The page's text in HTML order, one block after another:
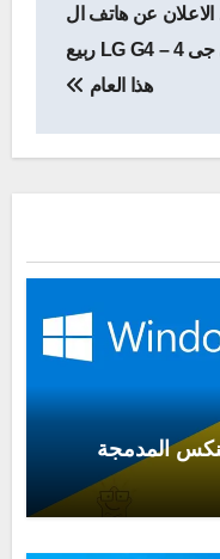
عن هاتف ال
جى جى 4 – LG G4 ربيع
هذا العام
المدمجة